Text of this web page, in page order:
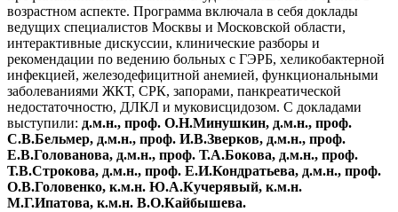
возрастном аспекте. Программа включала в себя доклады
ведущих специалистов Москвы и Московской области,
интерактивные дискуссии, клинические разборы и
рекомендации по ведению больных с ГЭРБ, хеликобактерной
инфекцией, железодефицитной анемией, функциональными
заболеваниями ЖКТ, СРК, запорами, панкреатической
недостаточностю, ДЛКЛ и муковисцидозом. С докладами
выступили: д.м.н., проф. О.Н.Минушкин, д.м.н., проф.
С.В.Бельмер, д.м.н., проф. И.В.Зверков, д.м.н., проф.
Е.В.Голованова, д.м.н., проф. Т.А.Бокова, д.м.н., проф.
Т.В.Строкова, д.м.н., проф. Е.И.Кондратьева, д.м.н., проф.
О.В.Головенко, к.м.н. Ю.А.Кучерявый, к.м.н.
М.Г.Ипатова, к.м.н. В.О.Кайбышева.